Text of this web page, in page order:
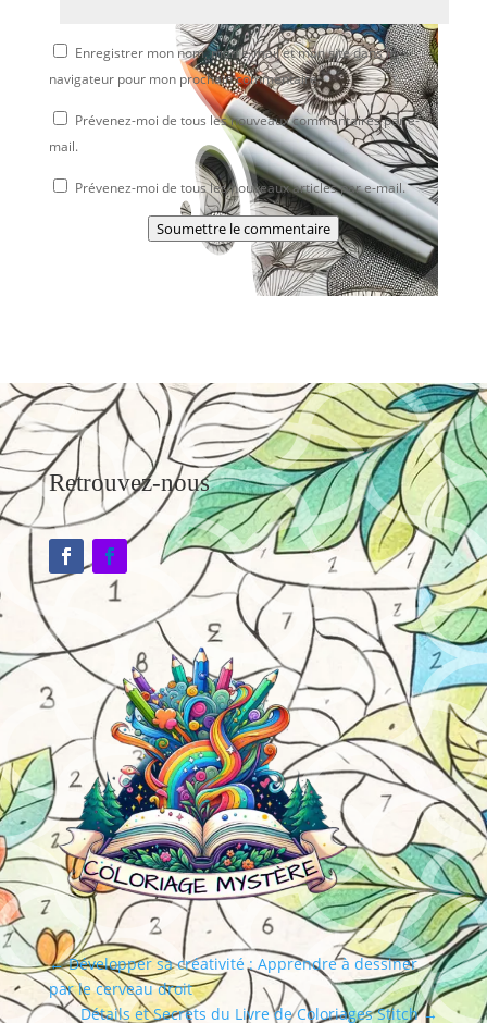
Enregistrer mon nom, mon e-mail et mon site dans le
navigateur pour mon prochain commentaire.
Prévenez-moi de tous les nouveaux commentaires par e-
mail.
Prévenez-moi de tous les nouveaux articles par e-mail.
Soumettre le commentaire
Retrouvez-nous
←Développer sa créativité : Apprendre à dessiner
par le cerveau droit
Détails et Secrets du Livre de Coloriages Stitch→